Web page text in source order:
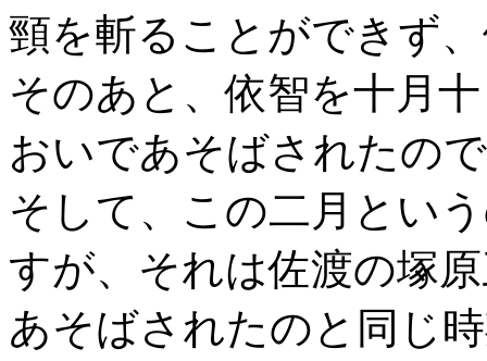
頸を斬ることができず
そのあと、依智を十月
おいであそばされたの
そして、この二月とい
すが、それは佐渡の塚
あそばされたのと同じ